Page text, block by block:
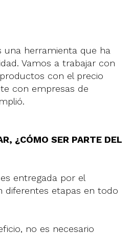
una herramienta que ha
Vamos a trabajar con
con el precio
con empresas de
¿CÓMO SER PARTE DEL
entregada por el
diferentes etapas en todo
no es necesario